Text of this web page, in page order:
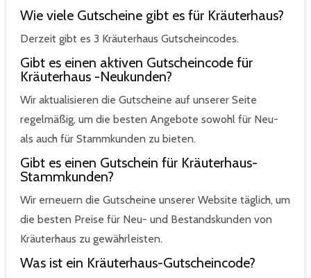
Wie viele Gutscheine gibt es für Kräuterhaus?
Derzeit gibt es 3 Kräuterhaus Gutscheincodes.
Gibt es einen aktiven Gutscheincode für
Kräuterhaus -Neukunden?
Wir aktualisieren die Gutscheine auf unserer Seite
regelmäßig, um die besten Angebote sowohl für Neu-
als auch für Stammkunden zu bieten.
Gibt es einen Gutschein für Kräuterhaus-
Stammkunden?
Wir erneuern die Gutscheine unserer Website täglich, um
die besten Preise für Neu- und Bestandskunden von
Kräuterhaus zu gewährleisten.
Was ist ein Kräuterhaus-Gutscheincode?